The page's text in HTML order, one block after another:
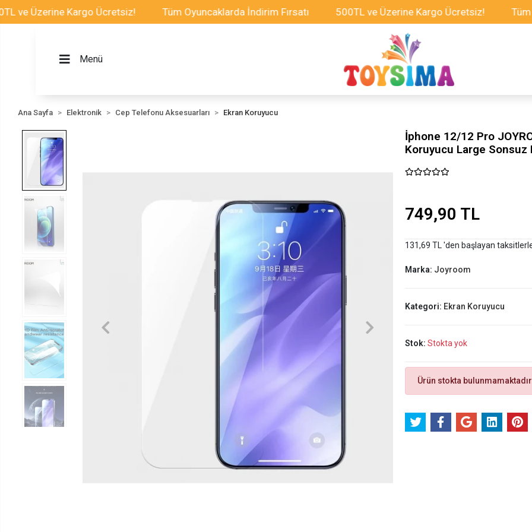
Kargo Ücretsiz! Tüm Oyuncaklarda İndirim Fırsatı 500TL ve Üzerine Kargo Ücretsiz! Tüm
Menü
Ana Sayfa Elektronik Cep Telefonu Aksesuarları Ekran Koruyucu
İphone 12/12 Pro
Koruyucu Large Sonsuz
749,90 TL
131,69 TL 'den başlayan
Marka: Joyroom
Kategori: Ekran Koruyucu
Stok: Stokta yok
Ürün stokta